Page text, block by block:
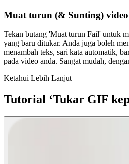
Muat turun (& Sunting)
Tekan butang 'Muat turun Fail' untuk
yang baru ditukar. Anda juga boleh
menambah teks, sari kata automatik,
pada video anda. Sangat mudah,
Ketahui Lebih Lanjut
Tutorial ‘Tukar GIF